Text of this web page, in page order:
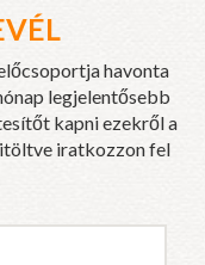
havonta
legjelentősebb
kapni ezekről a
iratkozzon fel